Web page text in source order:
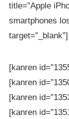
title=”Apple
smartphones
target=”_blank”]
[kanren
[kanren
[kanren
[kanren